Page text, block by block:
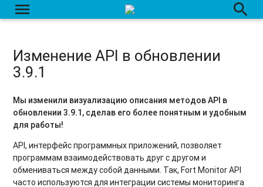
menu search
Изменение API в обновлении
3.9.1
Мы изменили визуализацию описания методов API в
обновлении 3.9.1, сделав его более понятным и удобным
для работы!
API, интерфейс программных приложений, позволяет
программам взаимодействовать друг с другом и
обмениваться между собой данными. Так, Fort Monitor API
часто используются для интеграции системы мониторинга